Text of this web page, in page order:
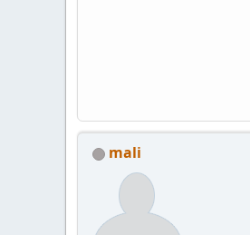
mali